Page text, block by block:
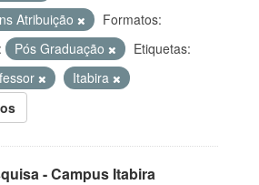
Atribuição
Formatos:
Pós Graduação
Etiquetas:
Itabira
- Campus Itabira